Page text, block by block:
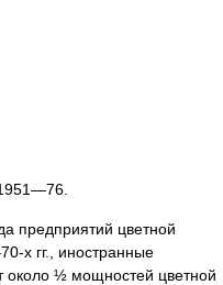
предприятий цветной
х гг., иностранные
около ½ мощностей цветной